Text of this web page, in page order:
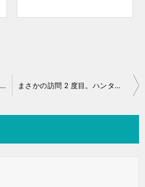
意外に良い雪？ネコママウンテン 5 回目 まさかの訪問 2 度目。ハンターマウンテンでスキー試乗会 Part.2（ブルーモリス：Bluemoris）